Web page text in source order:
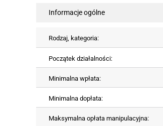
Informacje ogólne
Rodzaj, kategoria:
Początek działalności:
Minimalna wpłata:
Minimalna dopłata:
Maksymalna opłata manipulacyjna: